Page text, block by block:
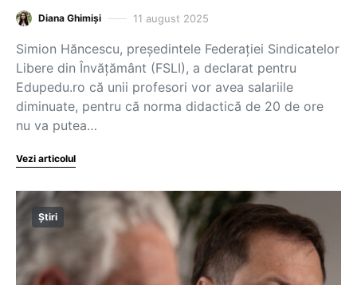
Diana Ghimiși 11 august 2025
Simion Hăncescu, președintele Federației Sindicatelor
Libere din Învățământ (FSLI), a declarat pentru
Edupedu.ro că unii profesori vor avea salariile
diminuate, pentru că norma didactică de 20 de ore
nu va putea…
Vezi articolul
Știri